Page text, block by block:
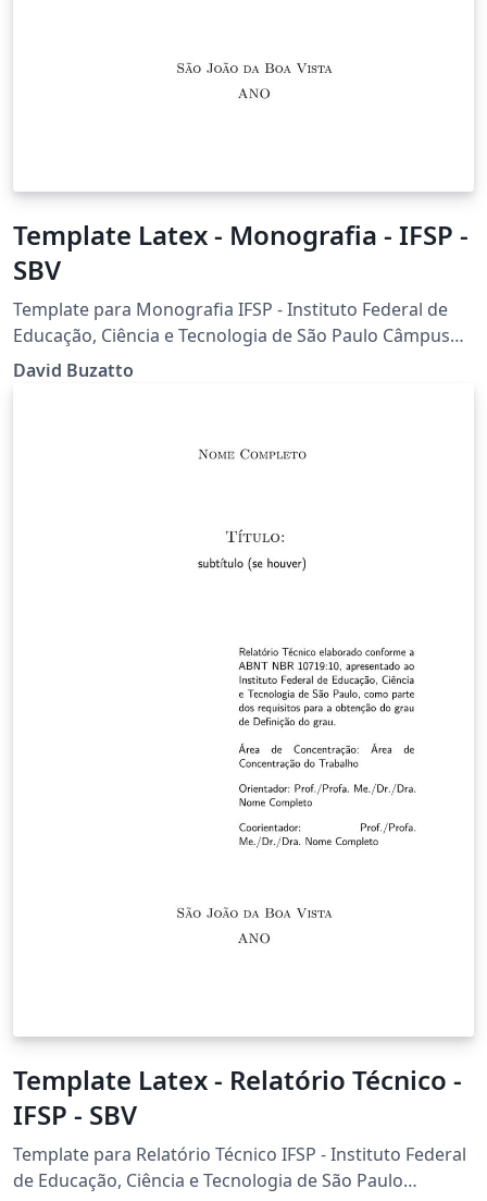
Template Latex - Monografia - IFSP -
SBV
Template para Monografia IFSP - Instituto Federal de
Educação, Ciência e Tecnologia de São Paulo Câmpus
São João da Boa Vista Desenvolvido por Prof. Dr. David
David Buzatto
Template Latex - Relatório Técnico -
IFSP - SBV
Template para Relatório Técnico IFSP - Instituto Federal
de Educação, Ciência e Tecnologia de São Paulo